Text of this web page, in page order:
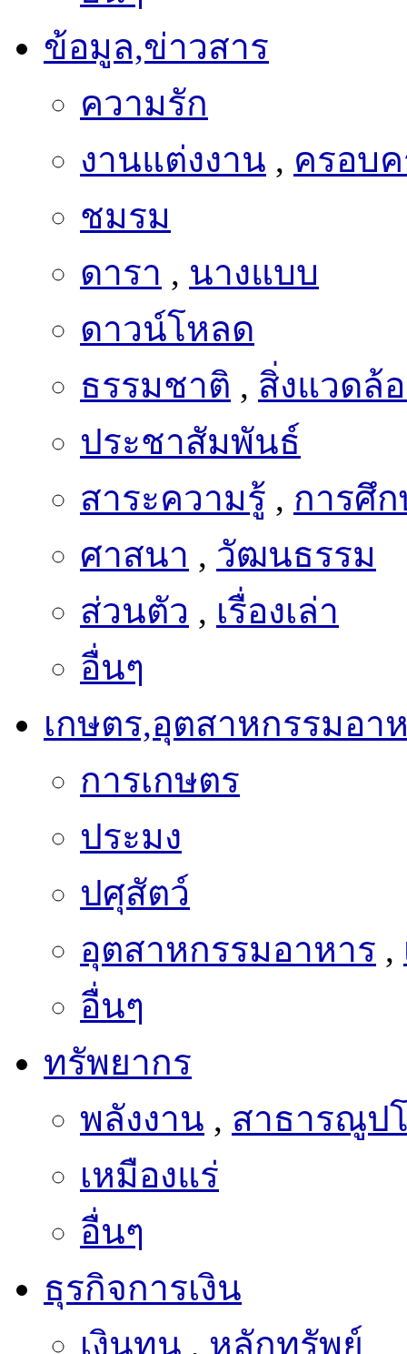
ข้อมูล,ข่าวสาร
ความรัก
งานแต่งงาน
ชมรม
ดารา,
ดาวน์โหลด
ธรรมชาติ, สิ่งแวดล้
ประชาสัมพันธ์
สาระความรู้,การศึ
ศาสนา,วัฒนธรรม
ส่วนตัว , เรื่องเล่า
อื่นๆ
เกษตร,อุตสาหกรรมอา
การเกษตร
ประมง
ปศุสัตว์
อุตสาหกรรมอาหาร
อื่นๆ
ทรัพยากร
พลังงาน
สาธารณูป
เหมืองแร่
อื่นๆ
ธุรกิจการเงิน
เงินทุน,หลักทรัพย์